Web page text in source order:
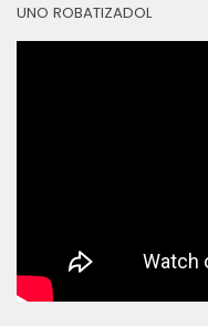
UNO ROBATIZADOL